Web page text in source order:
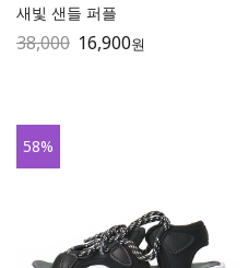
새빛 샌들 퍼플
38,000 16,900원
58%